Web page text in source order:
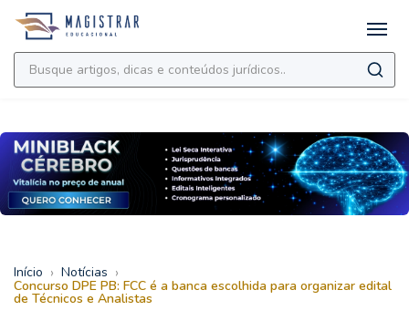
Início › Notícias ›
Concurso DPE PB: FCC é a banca escolhida para organizar edital
de Técnicos e Analistas